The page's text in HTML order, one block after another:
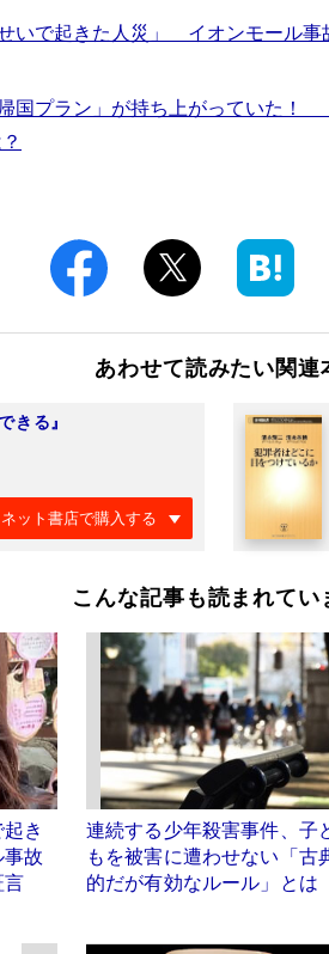
せいで起きた人災」 イオンモール
国プラン」が持ち上がっていた
あわせて読みたい関連
きる』
ネット書店で購入する
こんな記事も読まれてい
き
故
言
連続する少年殺害事件、子
もを被害に遭わせない「古
的だが有効なルール」とは